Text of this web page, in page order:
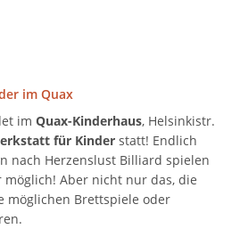
im Quax
im Quax-Kinderhaus, Helsinkistr.
für Kinder statt! Endlich
nach Herzenslust Billiard spielen
Aber nicht nur das, die
möglichen Brettspiele oder